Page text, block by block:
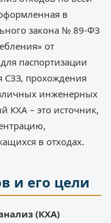
в
закона № 89-ФЗ
от
паспортизации
СЗЗ, прохождения
инженерных
КХА – это источник,
в отходах.
и его цели
(КХА)